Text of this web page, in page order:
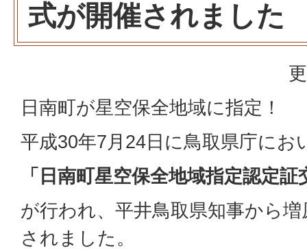
式が開催されました
日南町が星空保全地域に指定！
平成30年7月24日に鳥取県庁にお
「日南町星空保全地域指定認定証
が行われ、平井鳥取県知事から
されました。